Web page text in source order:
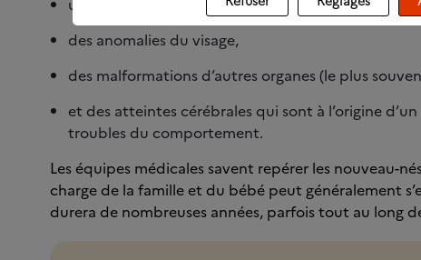
un retard de croissance : le nouveau-né est de
des anomalies du visage,
des malformations d’autres organes (le plus
et des atteintes cérébrales qui sont à l’origine
troubles du comportement.
Les équipes médicales savent repérer les nouveau-
charge de la famille et du bébé peut généralement
durera de nombreuses années, parfois tout au long